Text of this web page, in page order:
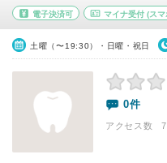
電子決済可 マイナ受付(スマ
土曜（〜19:30）・日曜・祝日
0件
アクセス数 7